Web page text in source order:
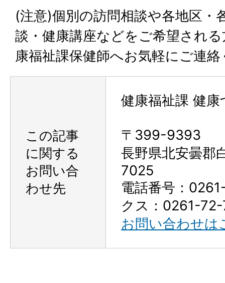
(注意)個別の訪問相談や各地区・
談・健康講座などをご希望され
康福祉課保健師へお気軽にご連
この記事
に関する
お問い合
わせ先
健康福祉課 健
〒399-9393
長野県北安曇郡
7025
電話番号：
クス：0261-
お問い合わせは